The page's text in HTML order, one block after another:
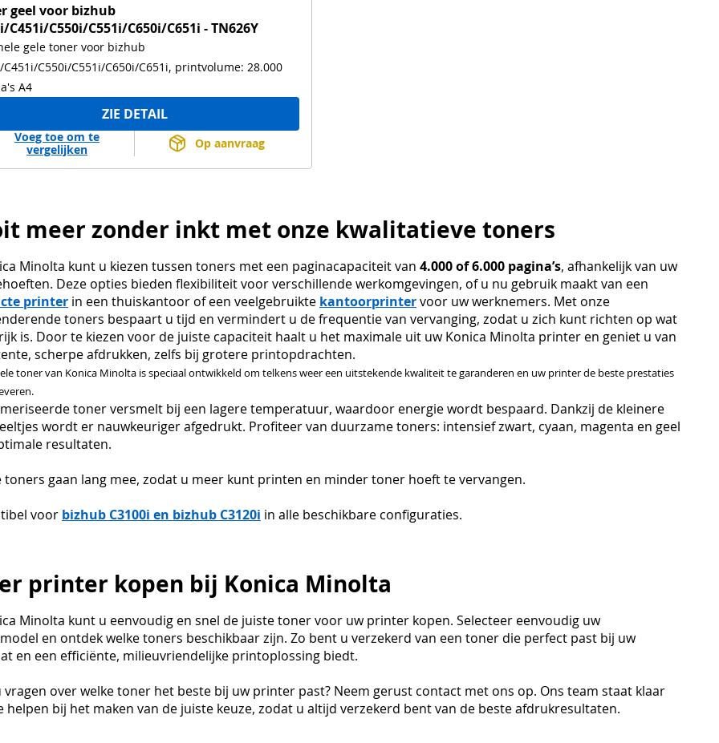
geel voor bizhub
C451i/C550i/C551i/C650i/C651i - TN626Y
gele toner voor bizhub
C451i/C550i/C551i/C650i/C651i, printvolume: 28.000
A4
ZIE DETAIL
Voeg toe om te
vergelijken
Op aanvraag
meer zonder inkt met onze kwalitatieve toners
Minolta kunt u kiezen tussen toners met een paginacapaciteit van 4.000 of 6.000 pagina’s, afhankelijk van uw
Deze opties bieden flexibiliteit voor verschillende werkomgevingen, of u nu gebruik maakt van een
printer in een thuiskantoor of een veelgebruikte kantoorprintervoor uw werknemers. Met onze
toners bespaart u tijd en vermindert u de frequentie van vervanging, zodat u zich kunt richten op wat
is. Door te kiezen voor de juiste capaciteit haalt u het maximale uit uw Konica Minolta printer en geniet u van
scherpe afdrukken, zelfs bij grotere printopdrachten.
toner van Konica Minolta is speciaal ontwikkeld om telkens weer een uitstekende kwaliteit te garanderen en uw printer de beste prestaties
toner versmelt bij een lagere temperatuur, waardoor energie wordt bespaard. Dankzij de kleinere
wordt er nauwkeuriger afgedrukt. Profiteer van duurzame toners: intensief zwart, cyaan, magenta en geel
resultaten.
toners gaan lang mee, zodat u meer kunt printen en minder toner hoeft te vervangen.
voor bizhub C3100i en bizhub C3120i in alle beschikbare configuraties.
printer kopen bij Konica Minolta
Minolta kunt u eenvoudig en snel de juiste toner voor uw printer kopen. Selecteer eenvoudig uw
en ontdek welke toners beschikbaar zijn. Zo bent u verzekerd van een toner die perfect past bij uw
en een efficiënte, milieuvriendelijke printoplossing biedt.
vragen over welke toner het beste bij uw printer past? Neem gerust contact met ons op. Ons team staat klaar
helpen bij het maken van de juiste keuze, zodat u altijd verzekerd bent van de beste afdrukresultaten.